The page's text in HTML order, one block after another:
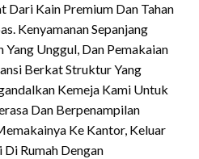
Dari Kain Premium Dan Tahan
Kenyamanan Sepanjang
Unggul, Dan Pemakaian
Berkat Struktur Yang
Kemeja Kami Untuk
Dan Berpenampilan
Ke Kantor, Keluar
Rumah Dengan